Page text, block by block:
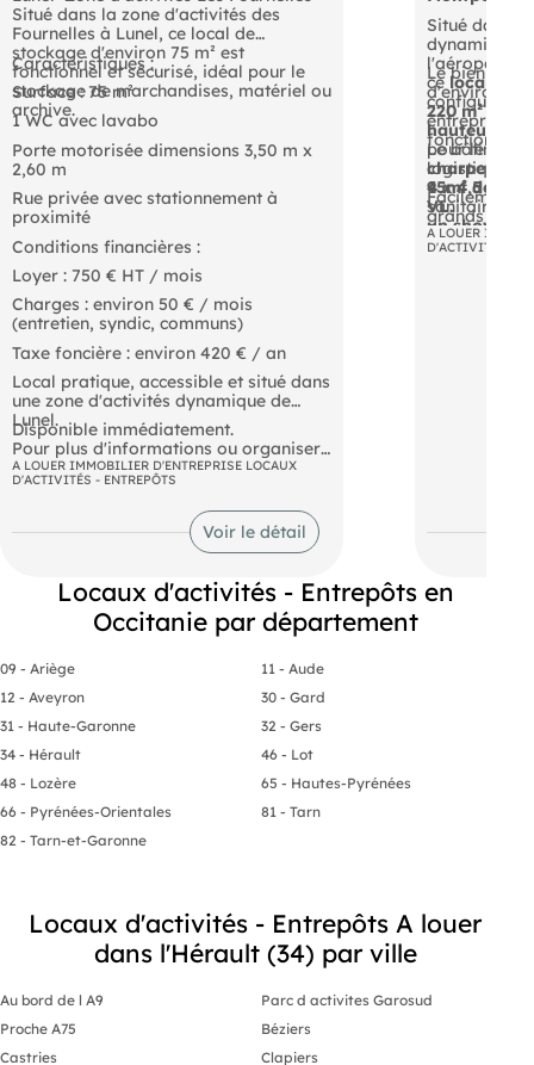
Situé dans la zone d'activités des
Fournelles à Lunel, ce local de
stockage d'environ 75 m² est
fonctionnel et sécurisé, idéal pour le
stockage de marchandises, matériel ou
archive.
Caractéristiques :
Surface : 75 m²
1 WC avec lavabo
Porte motorisée dimensions 3,50 m x
2,60 m
Rue privée avec stationnement à
proximité
Conditions financières :
Loyer : 750 € HT / mois
Charges : environ 50 € / mois
(entretien, syndic, communs)
Taxe foncière : environ 420 € / an
Local pratique, accessible et situé dans
une zone d'activités dynamique de
Lunel.
Disponible immédiatement.
Pour plus d'informations ou organiser
une visite , contactez
A LOUER IMMOBILIER D'ENTREPRISE LOCAUX
D'ACTIVITÉS - ENTREPÔTS
Voir le détail
Situé dans
dynamique
l'aéroport
ce local
entreprises
fonctionnel
Le bien
d'environ
220 m² de
hauteur
pour le
logistique
95m² de
sanitaires et
un
l'accueil de
Le bâtiment
charpente
4 x 4,5 m
VL.
Facilement
grands axes
seulement
une
A LOUER
D'ACTIVITÉS -
Locaux d'activités - Entrepôts en
Occitanie par département
09 - Ariège
11 - Aude
12 - Aveyron
30 - Gard
31 - Haute-Garonne
32 - Gers
34 - Hérault
46 - Lot
48 - Lozère
65 - Hautes-Pyrénées
66 - Pyrénées-Orientales
81 - Tarn
82 - Tarn-et-Garonne
Locaux d'activités - Entrepôts A louer
dans l'Hérault (34) par ville
Au bord de l A9
Parc d activites Garosud
Proche A75
Béziers
Castries
Clapiers